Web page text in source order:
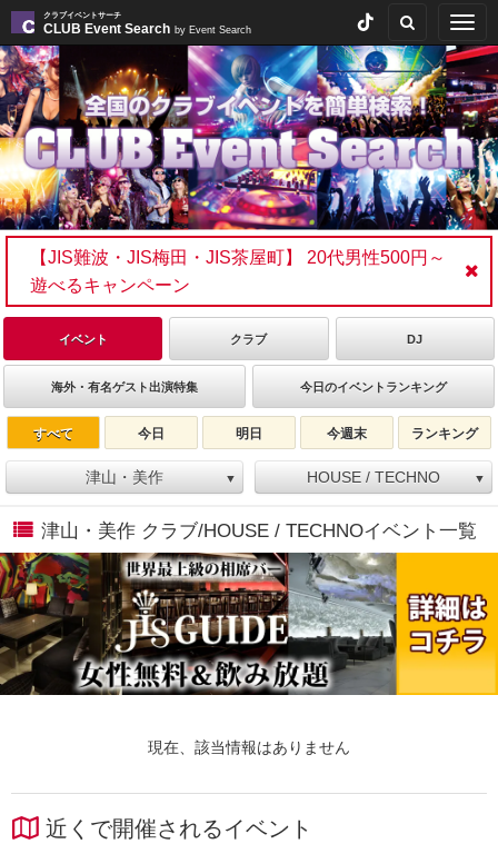
クラブイベントサーチ
CLUB Event Search by Event Search
【JIS難波・JIS梅田・JIS茶屋町】 20代男性500円～
遊べるキャンペーン
イベント クラブ DJ
海外・有名ゲスト出演特集 今日のイベントランキング
すべて 今日 明日 今週末 ランキング
津山・美作 ▼ HOUSE / TECHNO ▼
津山・美作 クラブ/HOUSE / TECHNOイベント一覧
現在、該当情報はありません
近くで開催されるイベント